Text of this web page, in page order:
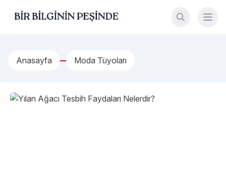
Bir Bilginin Peşinde!
Anasayfa Moda Tüyoları